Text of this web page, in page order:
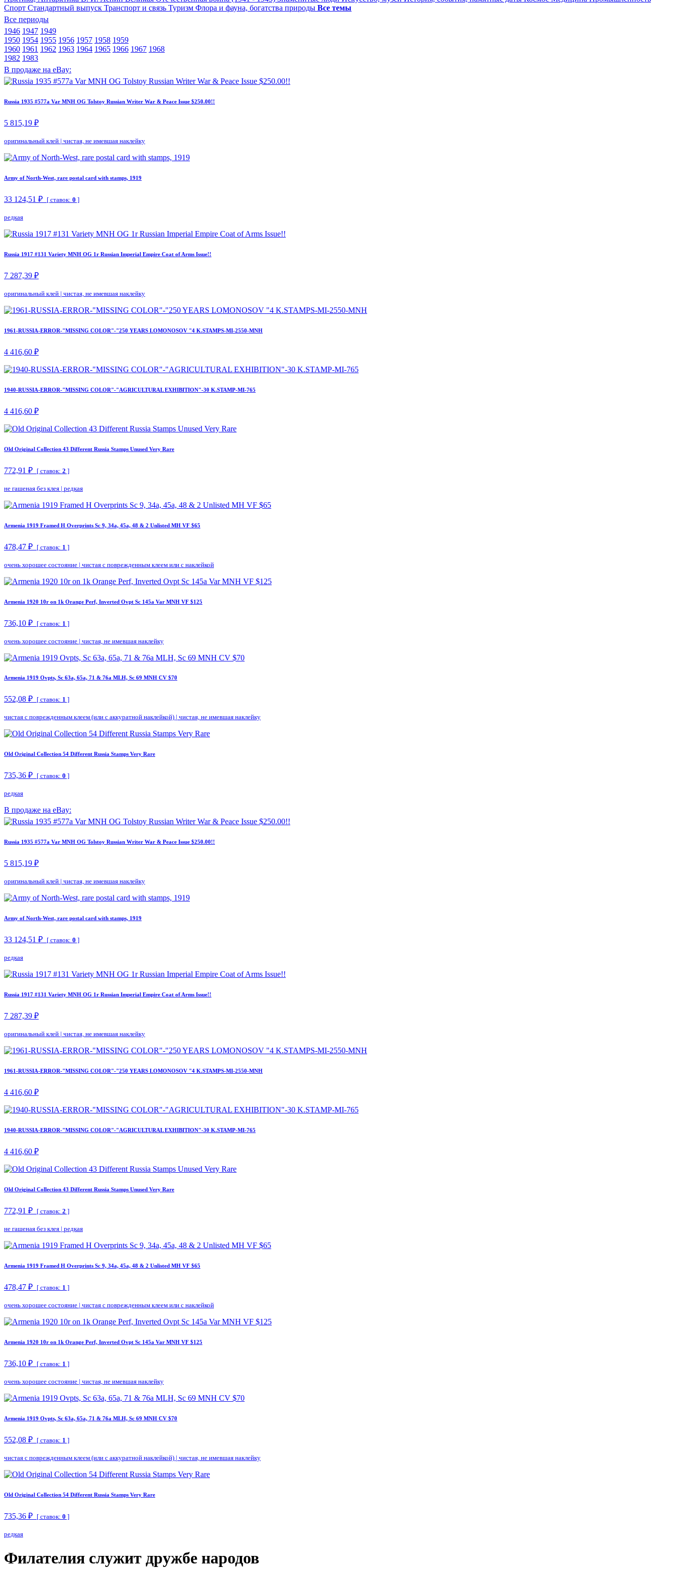
Спорт Стандартный выпуск Транспорт и связь Туризм Флора и фауна, богатства природы Все темы
Все периоды
1946 1947 1949
1950 1954 1955 1956 1957 1958 1959
1960 1961 1962 1963 1964 1965 1966 1967 1968
1982 1983
В продаже на eBay:
Russia 1935 #577a Var MNH OG Tolstoy Russian Writer War & Peace Issue $250.00!!
5 815,19 ₽
оригинальный клей | чистая, не имевшая наклейку
Army of North-West, rare postal card with stamps, 1919
33 124,51 ₽ [ ставок: 0 ]
редкая
Russia 1917 #131 Variety MNH OG 1r Russian Imperial Empire Coat of Arms Issue!!
7 287,39 ₽
оригинальный клей | чистая, не имевшая наклейку
1961-RUSSIA-ERROR-"MISSING COLOR"-"250 YEARS LOMONOSOV "4 K.STAMPS-MI-2550-MNH
4 416,60 ₽
1940-RUSSIA-ERROR-"MISSING COLOR"-"AGRICULTURAL EXHIBITION"-30 K.STAMP-MI-765
4 416,60 ₽
Old Original Collection 43 Different Russia Stamps Unused Very Rare
772,91 ₽ [ ставок: 2 ]
не гашеная без клея | редкая
Armenia 1919 Framed H Overprints Sc 9, 34a, 45a, 48 & 2 Unlisted MH VF $65
478,47 ₽ [ ставок: 1 ]
очень хорошее состояние | чистая с поврежденным клеем или с наклейкой
Armenia 1920 10r on 1k Orange Perf, Inverted Ovpt Sc 145a Var MNH VF $125
736,10 ₽ [ ставок: 1 ]
очень хорошее состояние | чистая, не имевшая наклейку
Armenia 1919 Ovpts, Sc 63a, 65a, 71 & 76a MLH, Sc 69 MNH CV $70
552,08 ₽ [ ставок: 1 ]
чистая с поврежденным клеем (или с аккуратной наклейкой) | чистая, не имевшая наклейку
Old Original Collection 54 Different Russia Stamps Very Rare
735,36 ₽ [ ставок: 0 ]
редкая
В продаже на eBay:
Russia 1935 #577a Var MNH OG Tolstoy Russian Writer War & Peace Issue $250.00!!
5 815,19 ₽
оригинальный клей | чистая, не имевшая наклейку
Army of North-West, rare postal card with stamps, 1919
33 124,51 ₽ [ ставок: 0 ]
редкая
Russia 1917 #131 Variety MNH OG 1r Russian Imperial Empire Coat of Arms Issue!!
7 287,39 ₽
оригинальный клей | чистая, не имевшая наклейку
1961-RUSSIA-ERROR-"MISSING COLOR"-"250 YEARS LOMONOSOV "4 K.STAMPS-MI-2550-MNH
4 416,60 ₽
1940-RUSSIA-ERROR-"MISSING COLOR"-"AGRICULTURAL EXHIBITION"-30 K.STAMP-MI-765
4 416,60 ₽
Old Original Collection 43 Different Russia Stamps Unused Very Rare
772,91 ₽ [ ставок: 2 ]
не гашеная без клея | редкая
Armenia 1919 Framed H Overprints Sc 9, 34a, 45a, 48 & 2 Unlisted MH VF $65
478,47 ₽ [ ставок: 1 ]
очень хорошее состояние | чистая с поврежденным клеем или с наклейкой
Armenia 1920 10r on 1k Orange Perf, Inverted Ovpt Sc 145a Var MNH VF $125
736,10 ₽ [ ставок: 1 ]
очень хорошее состояние | чистая, не имевшая наклейку
Armenia 1919 Ovpts, Sc 63a, 65a, 71 & 76a MLH, Sc 69 MNH CV $70
552,08 ₽ [ ставок: 1 ]
чистая с поврежденным клеем (или с аккуратной наклейкой) | чистая, не имевшая наклейку
Old Original Collection 54 Different Russia Stamps Very Rare
735,36 ₽ [ ставок: 0 ]
редкая
Филателия служит дружбе народов